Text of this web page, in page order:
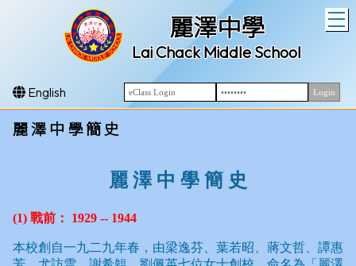
麗澤中學
Lai Chack Middle School
English
麗 澤 中 學 簡 史